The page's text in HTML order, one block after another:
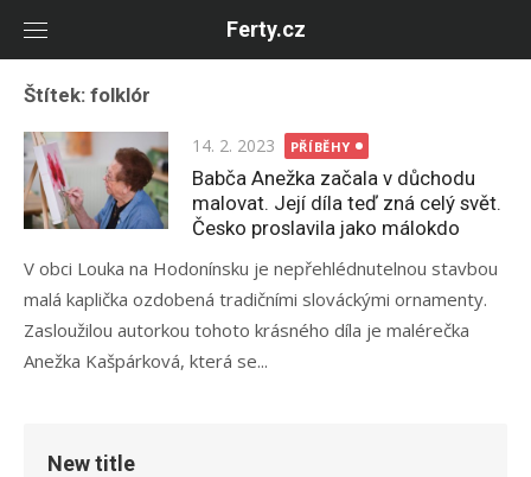
Ferty.cz
Štítek: folklór
Posted
on
14. 2. 2023 PŘÍBĚHY
Babča Anežka začala v důchodu
malovat. Její díla teď zná celý svět.
Česko proslavila jako málokdo
V obci Louka na Hodonínsku je nepřehlédnutelnou stavbou
malá kaplička ozdobená tradičními slováckými ornamenty.
Zasloužilou autorkou tohoto krásného díla je malérečka
Anežka Kašpárková, která se...
New title